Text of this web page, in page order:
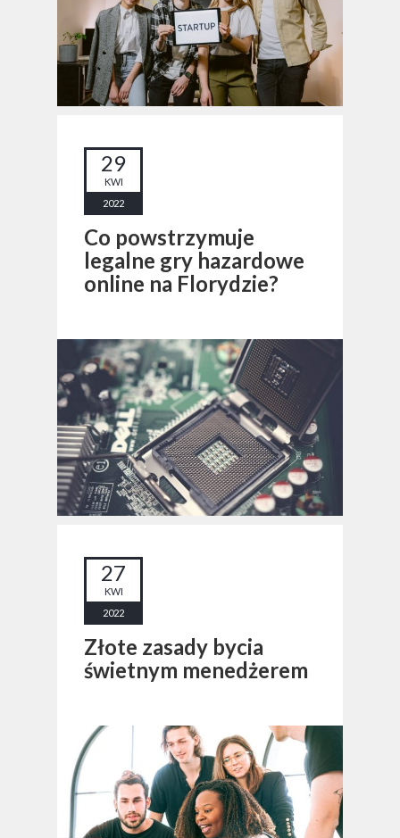
29
KWI
2022
Co powstrzymuje
legalne gry hazardowe
online na Florydzie?
27
KWI
2022
Złote zasady bycia
świetnym menedżerem